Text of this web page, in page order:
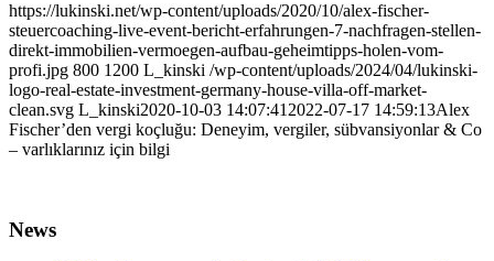
https://lukinski.net/wp-content/uploads/2020/10/alex-fischer-
steuercoaching-live-event-bericht-erfahrungen-7-nachfragen-stellen-
direkt-immobilien-vermoegen-aufbau-geheimtipps-holen-vom-
profi.jpg 800 1200 L_kinski /wp-content/uploads/2024/04/lukinski-
logo-real-estate-investment-germany-house-villa-off-market-
clean.svg L_kinski2020-10-03 14:07:41 2022-07-17 14:59:13Alex
Fischer’den vergi koçluğu: Deneyim, vergiler, sübvansiyonlar & Co
– varlıklarınız için bilgi
News